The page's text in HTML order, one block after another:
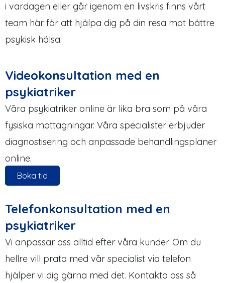
i vardagen eller går igenom en livskris finns vårt
team här för att hjälpa dig på din resa mot bättre
psykisk hälsa.
Videokonsultation med en
psykiatriker
Våra psykiatriker online är lika bra som på våra
fysiska mottagningar. Våra specialister erbjuder
diagnostisering och anpassade behandlingsplaner
online.
Boka tid
Telefonkonsultation med en
psykiatriker
Vi anpassar oss alltid efter våra kunder. Om du
hellre vill prata med vår specialist via telefon
hjälper vi dig gärna med det. Kontakta oss så